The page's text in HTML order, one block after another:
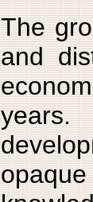
The
and